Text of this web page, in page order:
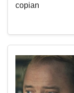
copian